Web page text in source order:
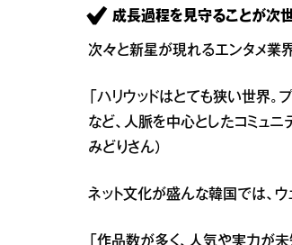
成長過程を見守ることが次
次々と新星が現れるエンタメ業
「ハリウッドはとても狭い世界
など、人脈を中心としたコミュ
みどりさん）
ネット文化が盛んな韓国では、
「作品数が多く、人気や実力が